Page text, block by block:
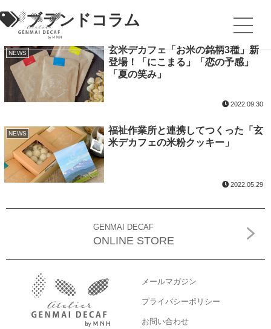
ブランドコラム
NEWS
玄米デカフェ「お米の銘柄3種」新
登場！「にこまる」「恋の予感」
「夏の笑み」
2022.09.30
NEWS
福祉作業所と連携してつくった「玄
米デカフェの米粉クッキー」
2022.05.29
GENMAI DECAF
ONLINE STORE
メールマガジン
プライバシーポリシー
お問い合わせ